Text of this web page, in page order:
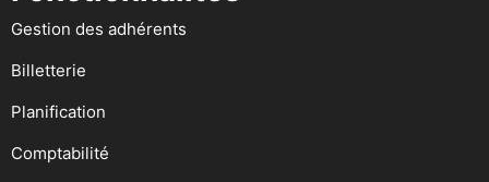
Gestion des adhérents
Billetterie
Planification
Comptabilité